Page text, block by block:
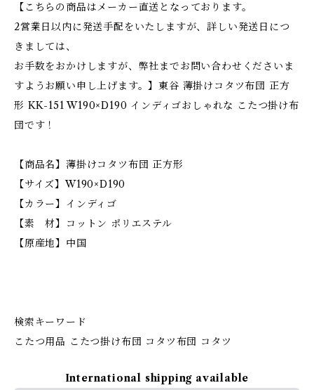
【こちらの商品はメーカー直送となっております。
2営業日以内に発送手配をいたしますが、詳しい発送日につ
きましては、
お手数をおかけしますが、弊社までお問い合わせくださいま
すようお願い申し上げます。】東谷 薄掛けコタツ布団 正方
形 KK-151 W190×D190 インディゴおしゃれな こたつ掛け布
団です！
【商品名】薄掛けコタツ布団 正方形
【サイズ】W190×D190
【カラー】インディゴ
【素 材】コットン ポリエステル
【原産地】中国
検索キーワード
こたつ用品 こたつ掛け布団 コタツ布団 コタツ
International shipping available